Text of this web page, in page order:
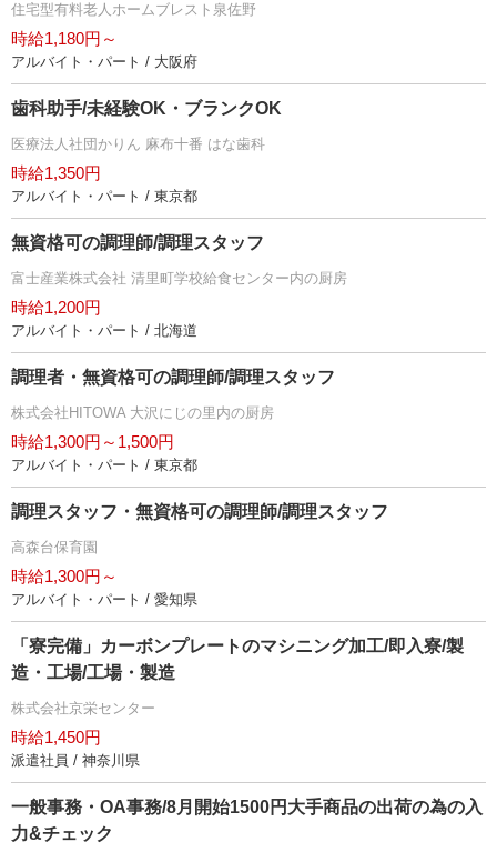
住宅型有料老人ホームブレスト泉佐野
時給1,180円～
アルバイト・パート / 大阪府
歯科助手/未経験OK・ブランクOK
医療法人社団かりん 麻布十番 はな歯科
時給1,350円
アルバイト・パート / 東京都
無資格可の調理師/調理スタッフ
富士産業株式会社 清里町学校給食センター内の厨房
時給1,200円
アルバイト・パート / 北海道
調理者・無資格可の調理師/調理スタッフ
株式会社HITOWA 大沢にじの里内の厨房
時給1,300円～1,500円
アルバイト・パート / 東京都
調理スタッフ・無資格可の調理師/調理スタッフ
高森台保育園
時給1,300円～
アルバイト・パート / 愛知県
「寮完備」カーボンプレートのマシニング加工/即入寮/製
造・工場/工場・製造
株式会社京栄センター
時給1,450円
派遣社員 / 神奈川県
一般事務・OA事務/8月開始1500円大手商品の出荷の為の入
力&チェック